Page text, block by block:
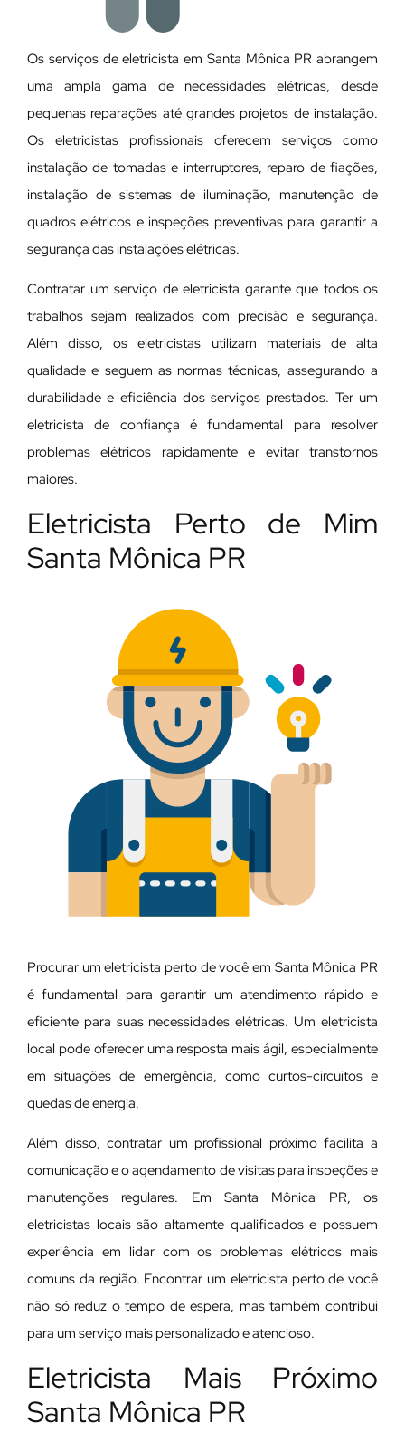
Os serviços de eletricista em Santa Mônica PR abrangem
uma ampla gama de necessidades elétricas, desde
pequenas reparações até grandes projetos de instalação.
Os eletricistas profissionais oferecem serviços como
instalação de tomadas e interruptores, reparo de fiações,
instalação de sistemas de iluminação, manutenção de
quadros elétricos e inspeções preventivas para garantir a
segurança das instalações elétricas.
Contratar um serviço de eletricista garante que todos os
trabalhos sejam realizados com precisão e segurança.
Além disso, os eletricistas utilizam materiais de alta
qualidade e seguem as normas técnicas, assegurando a
durabilidade e eficiência dos serviços prestados. Ter um
eletricista de confiança é fundamental para resolver
problemas elétricos rapidamente e evitar transtornos
maiores.
Eletricista Perto de Mim
Santa Mônica PR
Procurar um eletricista perto de você em Santa Mônica PR
é fundamental para garantir um atendimento rápido e
eficiente para suas necessidades elétricas. Um eletricista
local pode oferecer uma resposta mais ágil, especialmente
em situações de emergência, como curtos-circuitos e
quedas de energia.
Além disso, contratar um profissional próximo facilita a
comunicação e o agendamento de visitas para inspeções e
manutenções regulares. Em Santa Mônica PR, os
eletricistas locais são altamente qualificados e possuem
experiência em lidar com os problemas elétricos mais
comuns da região. Encontrar um eletricista perto de você
não só reduz o tempo de espera, mas também contribui
para um serviço mais personalizado e atencioso.
Eletricista Mais Próximo
Santa Mônica PR